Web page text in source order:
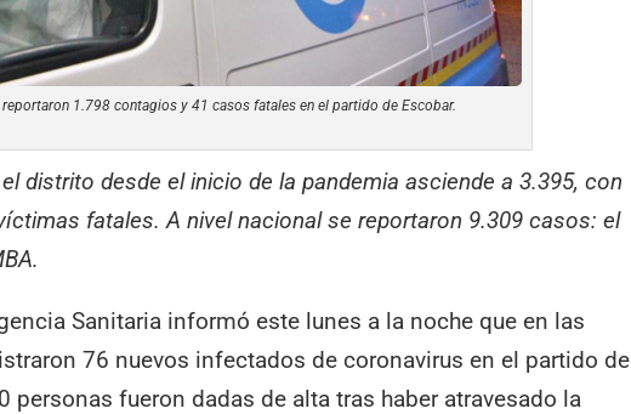
1.798 contagios y 41 casos fatales en el partido de Escobar.
distrito desde el inicio de la pandemia asciende a 3.395, con
fatales. A nivel nacional se reportaron 9.309 casos: el
Sanitaria informó este lunes a la noche que en las
76 nuevos infectados de coronavirus en el partido de
personas fueron dadas de alta tras haber atravesado la